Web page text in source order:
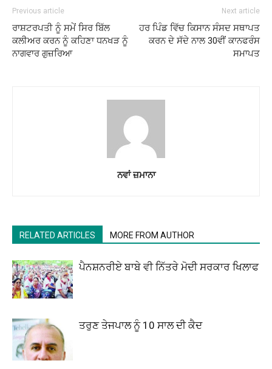
Previous article
ਰਾਸ਼ਟਰਪਤੀ ਨੂੰ ਸਮੇਂ ਸਿਰ ਬਿੱਲ
ਕਲੀਅਰ ਕਰਨ ਨੂੰ ਕਹਿਣਾ ਧਨਖੜ ਨੂੰ
ਨਾਗਵਾਰ ਗੁਜ਼ਰਿਆ
Next article
ਹਰ ਪਿੰਡ ਵਿੱਚ ਕਿਸਾਨ ਸੰਸਦ ਸਥਾਪਤ
ਕਰਨ ਦੇ ਸੱਦੇ ਨਾਲ 30ਵੀਂ ਕਾਨਫਰੰਸ
ਸਮਾਪਤ
ਨਵਾਂ ਜ਼ਮਾਨਾ
RELATED ARTICLES MORE FROM AUTHOR
ਪੈਨਸ਼ਨਰੀਏ ਬਾਬੇ ਵੀ ਨਿੱਤਰੇ ਮੋਦੀ ਸਰਕਾਰ ਖਿਲਾਫ
ਤਰੁਣ ਤੇਜਪਾਲ ਨੂੰ 10 ਸਾਲ ਦੀ ਕੈਦ